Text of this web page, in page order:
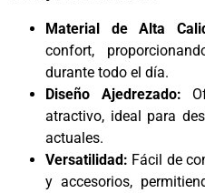
Material de Alta
confort,
durante todo el día.
Diseño Ajedrezado:
atractivo, ideal para
actuales.
Versatilidad: Fácil de
y accesorios,